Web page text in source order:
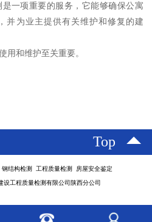
一项重要的服务，它能够确保公寓
并为业主提供有关维护和修复的建
用和维护至关重要。
Top
结构检测 工程质量检测 房屋安全鉴定
设工程质量检测有限公司陕西分公司